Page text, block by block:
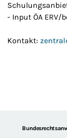
- Input ÖA ERV/
Kontakt:
Footer